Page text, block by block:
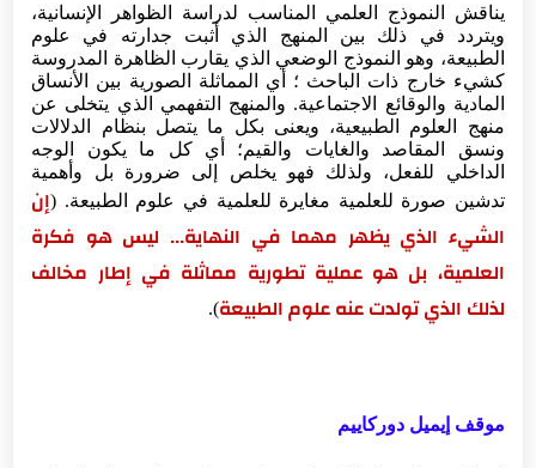
يناقش النموذج العلمي المناسب لدراسة الظواهر الإنسانية،
ويتردد في ذلك بين المنهج الذي أثبت جدارته في علوم
الطبيعة، وهو النموذج الوضعي الذي يقارب الظاهرة المدروسة
كشيء خارج ذات الباحث ؛ أي المماثلة الصورية بين الأنساق
المادية والوقائع الاجتماعية. والمنهج التفهمي الذي يتخلى عن
منهج العلوم الطبيعية، ويعنى بكل ما يتصل بنظام الدلالات
ونسق المقاصد والغايات والقيم؛ أي كل ما يكون الوجه
الداخلي للفعل، ولذلك فهو يخلص إلى ضرورة بل وأهمية
تدشين صورة للعلمية مغايرة للعلمية في علوم الطبيعة. (إن
الشيء الذي يظهر مهما في النهاية... ليس هو فكرة
العلمية، بل هو عملية تطورية مماثلة في إطار مخالف
لذلك الذي تولدت عنه علوم الطبيعة).
موقف إيميل دوركاييم